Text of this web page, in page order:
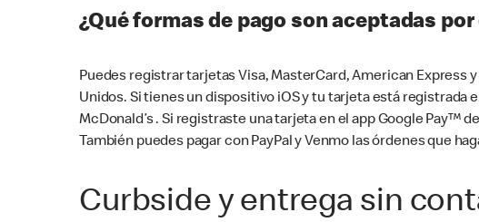
¿Qué formas de pago son aceptadas por
Puedes registrar tarjetas Visa, MasterCard, American Express
Unidos. Si tienes un dispositivo iOS y tu tarjeta está registrada
McDonald’s . Si registraste una tarjeta en el app Google
También puedes pagar con PayPal y Venmo las órdenes que
Curbside y entrega sin